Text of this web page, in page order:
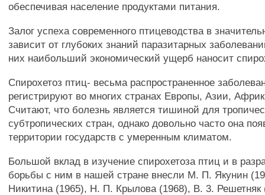
обеспечивая население продуктами питания.
Залог успеха современного птицеводства в
зависит от глубоких знаний паразитарных
них наибольший экономический ущерб наносит
Спирохетоз птиц- весьма распространенное
регистрируют во многих странах Европы, Азии,
Считают, что болезнь является тишиной для
субтропических стран, однако довольно часто она
территории государств с умеренным климатом.
Большой вклад в изучение спирохетоза птиц и в
борьбы с ним в нашей стране внесли М. П. Якунин
Никитина (1965), Н. П. Крылова (1968), В. 3. Решетняк